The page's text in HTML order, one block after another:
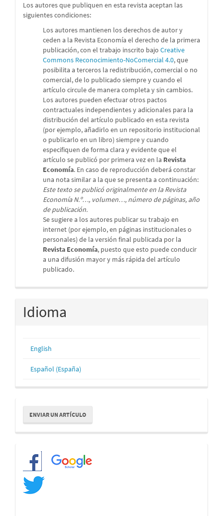
Los autores que publiquen en esta revista aceptan las
siguientes condiciones:
Los autores mantienen los derechos de autor y
ceden a la Revista Economía el derecho de la primera
publicación, con el trabajo inscrito bajo Creative
Commons Reconocimiento-NoComercial 4.0, que
posibilita a terceros la redistribución, comercial o no
comercial, de lo publicado siempre y cuando el
artículo circule de manera completa y sin cambios.
Los autores pueden efectuar otros pactos
contractuales independientes y adicionales para la
distribución del artículo publicado en esta revista
(por ejemplo, añadirlo en un repositorio institucional
o publicarlo en un libro) siempre y cuando
especifiquen de forma clara y evidente que el
artículo se publicó por primera vez en la Revista
Economía. En caso de reproducción deberá constar
una nota similar a la que se presenta a continuación:
Este texto se publicó originalmente en la Revista
Economía N.º…, volumen…, número de páginas, año
de publicación.
Se sugiere a los autores publicar su trabajo en
internet (por ejemplo, en páginas institucionales o
personales) de la versión final publicada por la
Revista Economía, puesto que esto puede conducir
a una difusión mayor y más rápida del artículo
publicado.
Idioma
English
Español (España)
Enviar
un
artículo
ENVIAR UN ARTÍCULO
Redes